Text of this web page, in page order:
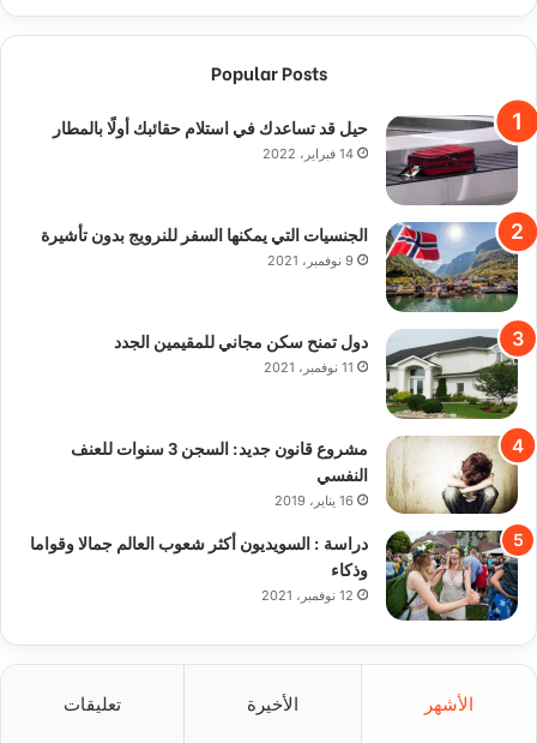
Popular Posts
حيل قد تساعدك في استلام حقائبك أولًا بالمطار
14 فبراير، 2022
الجنسيات التي يمكنها السفر للنرويج بدون تأشيرة
9 نوفمبر، 2021
دول تمنح سكن مجاني للمقيمين الجدد
11 نوفمبر، 2021
مشروع قانون جديد: السجن 3 سنوات للعنف
النفسي
16 يناير، 2019
دراسة : السويديون أكثر شعوب العالم جمالا وقواما
وذكاء
12 نوفمبر، 2021
الأشهر الأخيرة تعليقات